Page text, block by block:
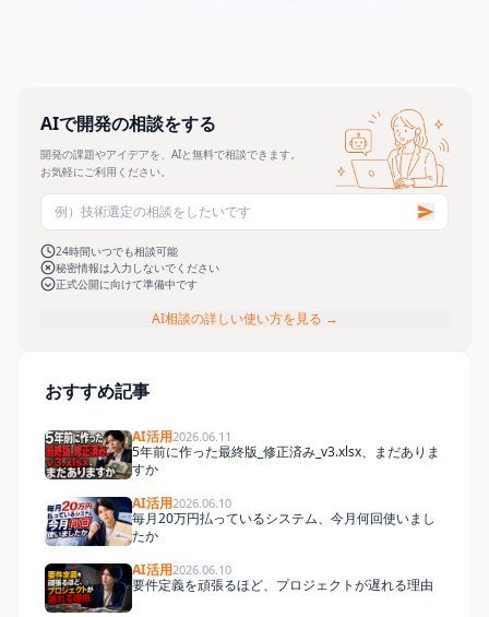
AIで開発の相談をする
開発の課題やアイデアを、AIと無料で相談できます。
お気軽にご利用ください。
24時間いつでも相談可能
秘密情報は入力しないでください
正式公開に向けて準備中です
AI相談の詳しい使い方を見る →
おすすめ記事
AI活用2026.06.11
5年前に作った最終版_修正済み_v3.xlsx、まだありま
すか
AI活用2026.06.10
毎月20万円払っているシステム、今月何回使いまし
たか
AI活用2026.06.10
要件定義を頑張るほど、プロジェクトが遅れる理由